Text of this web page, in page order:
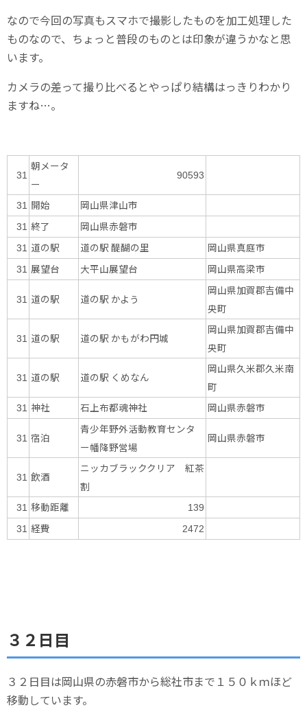
なので今回の写真もスマホで撮影したものを加工処理した
ものなので、ちょっと普段のものとは印象が違うかなと思
います。
カメラの差って撮り比べるとやっぱり結構はっきりわかり
ますね…。
31
朝メータ
ー
90593
31 開始 岡山県津山市
31 終了 岡山県赤磐市
31 道の駅 道の駅 醍醐の里 岡山県真庭市
31 展望台 大平山展望台 岡山県高梁市
31 道の駅 道の駅 かよう
岡山県加賀郡吉備中
央町
31 道の駅 道の駅 かもがわ円城
岡山県加賀郡吉備中
央町
31 道の駅 道の駅 くめなん
岡山県久米郡久米南
町
31 神社 石上布都魂神社 岡山県赤磐市
31 宿泊
青少年野外活動教育センタ
ー幡降野営場
岡山県赤磐市
31 飲酒
ニッカブラッククリア 紅茶
割
31 移動距離 139
31 経費 2472
３２日目
３２日目は岡山県の赤磐市から総社市まで１５０ｋｍほど
移動しています。